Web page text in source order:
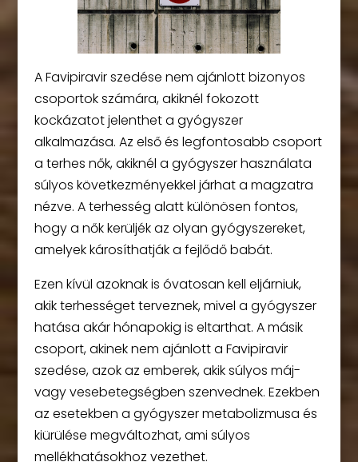
A Favipiravir szedése nem ajánlott bizonyos
csoportok számára, akiknél fokozott
kockázatot jelenthet a gyógyszer
alkalmazása. Az első és legfontosabb csoport
a terhes nők, akiknél a gyógyszer használata
súlyos következményekkel járhat a magzatra
nézve. A terhesség alatt különösen fontos,
hogy a nők kerüljék az olyan gyógyszereket,
amelyek károsíthatják a fejlődő babát.
Ezen kívül azoknak is óvatosan kell eljárniuk,
akik terhességet terveznek, mivel a gyógyszer
hatása akár hónapokig is eltarthat. A másik
csoport, akinek nem ajánlott a Favipiravir
szedése, azok az emberek, akik súlyos máj-
vagy vesebetegségben szenvednek. Ezekben
az esetekben a gyógyszer metabolizmusa és
kiürülése megváltozhat, ami súlyos
mellékhatásokhoz vezethet.